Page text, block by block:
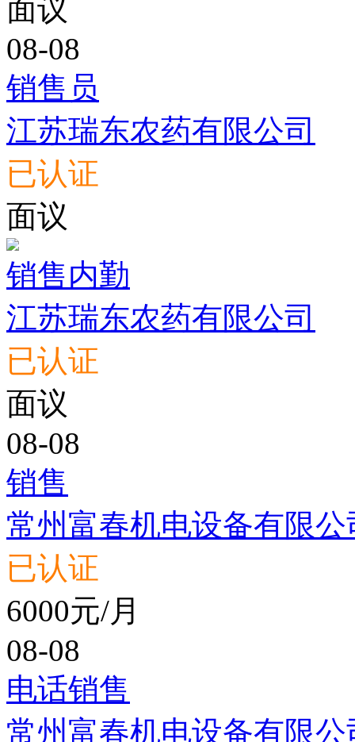
面议
08-08
销售员
江苏瑞东农药有限公司
已认证
面议
销售内勤
江苏瑞东农药有限公司
已认证
面议
08-08
销售
常州富春机电设备有限公
已认证
6000元/月
08-08
电话销售
常州富春机电设备有限公